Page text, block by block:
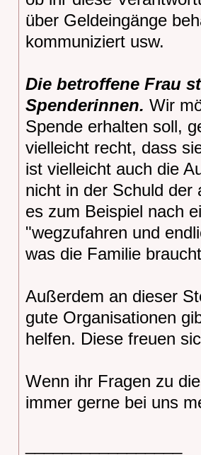
über Geldeingänge
kommuniziert usw.
Die betroffene Frau
Spenderinnen. Wir
Spende erhalten soll,
vielleicht recht, dass
ist vielleicht auch die
nicht in der Schuld der
es zum Beispiel nach
"wegzufahren und
was die Familie
Außerdem an dieser
gute Organisationen
helfen. Diese freuen
Wenn ihr Fragen zu
immer gerne bei uns